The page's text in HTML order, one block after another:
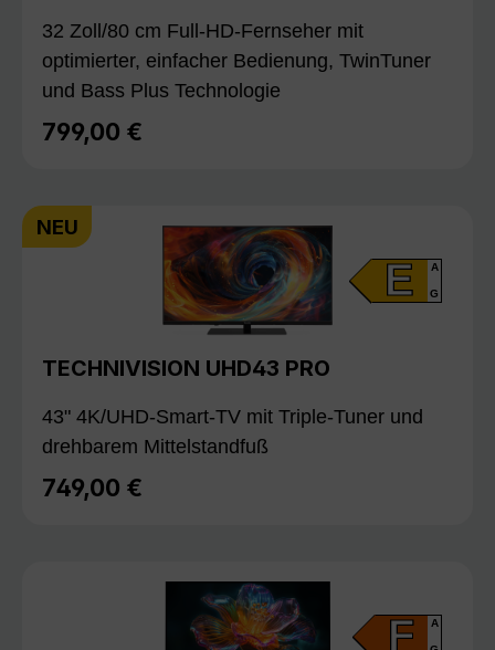
32 Zoll/80 cm Full-HD-Fernseher mit
optimierter, einfacher Bedienung, TwinTuner
und Bass Plus Technologie
Regulärer Preis:
799,00 €
NEU
E A
G
TECHNIVISION UHD43 PRO
43" 4K/UHD-Smart-TV mit Triple-Tuner und
drehbarem Mittelstandfuß
Regulärer Preis:
749,00 €
F A